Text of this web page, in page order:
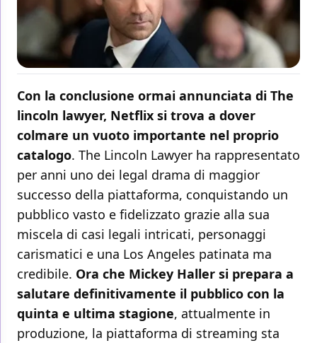
Con la conclusione ormai annunciata di The
lincoln lawyer, Netflix si trova a dover
colmare un vuoto importante nel proprio
catalogo. The Lincoln Lawyer ha rappresentato
per anni uno dei legal drama di maggior
successo della piattaforma, conquistando un
pubblico vasto e fidelizzato grazie alla sua
miscela di casi legali intricati, personaggi
carismatici e una Los Angeles patinata ma
credibile. Ora che Mickey Haller si prepara a
salutare definitivamente il pubblico con la
quinta e ultima stagione, attualmente in
produzione, la piattaforma di streaming sta